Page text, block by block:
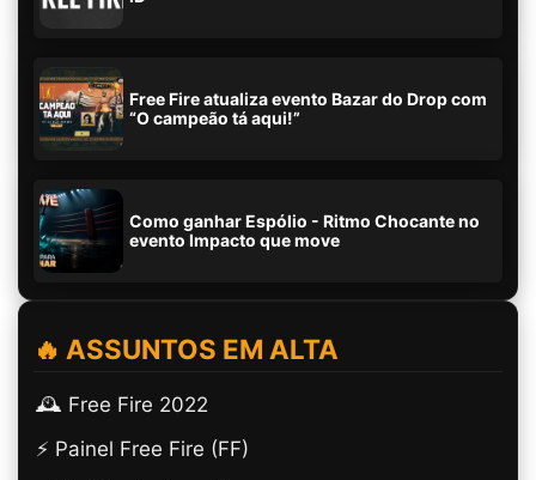
Free Fire atualiza evento Bazar do Drop com
“O campeão tá aqui!”
Como ganhar Espólio - Ritmo Chocante no
evento Impacto que move
🔥 ASSUNTOS EM ALTA
🕰️ Free Fire 2022
⚡ Painel Free Fire (FF)